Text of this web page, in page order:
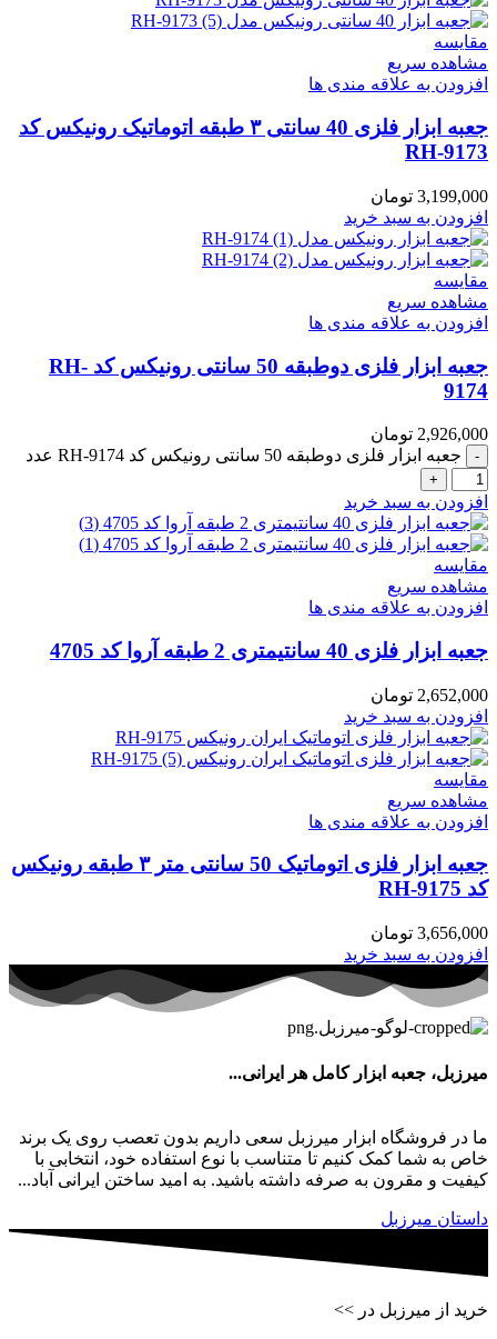
مقایسه
مشاهده سریع
افزودن به علاقه مندی ها
جعبه ابزار فلزی 40 سانتی ۳ طبقه اتوماتیک رونیکس کد
RH-9173
3,199,000 تومان
افزودن به سبد خرید
مقایسه
مشاهده سریع
افزودن به علاقه مندی ها
جعبه ابزار فلزی دوطبقه 50 سانتی رونیکس کد RH-
9174
2,926,000 تومان
جعبه ابزار فلزی دوطبقه 50 سانتی رونیکس کد RH-9174 عدد
افزودن به سبد خرید
مقایسه
مشاهده سریع
افزودن به علاقه مندی ها
جعبه ابزار فلزی 40 سانتیمتری 2 طبقه آروا کد 4705
2,652,000 تومان
افزودن به سبد خرید
مقایسه
مشاهده سریع
افزودن به علاقه مندی ها
جعبه ابزار فلزی اتوماتیک 50 سانتی متر ۳ طبقه رونیکس
کد RH-9175
3,656,000 تومان
افزودن به سبد خرید
میرزبل، جعبه ابزار کامل هر ایرانی...
ما در فروشگاه ابزار میرزبل سعی داریم بدون تعصب روی یک برند
خاص به شما کمک کنیم تا متناسب با نوع استفاده خود، انتخابی با
کیفیت و مقرون به صرفه داشته باشید. به امید ساختن ایرانی آباد...
داستان میرزبل
خرید از میرزبل در >>